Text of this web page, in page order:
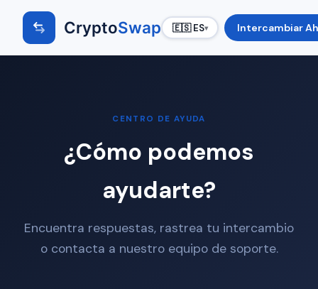
CryptoSwap 🇪🇸 ES▾ Intercambiar
CENTRO DE AYUDA
¿Cómo podemos
ayudarte?
Encuentra respuestas, rastrea tu intercambio
o contacta a nuestro equipo de soporte.